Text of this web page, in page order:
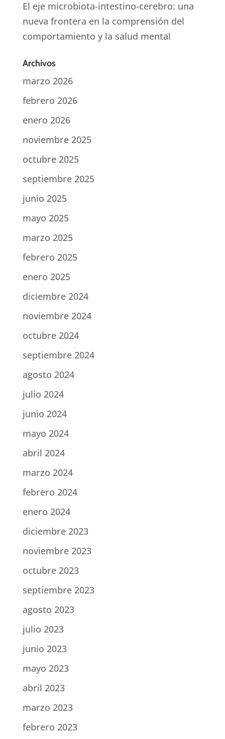
El eje microbiota-intestino-cerebro: una
nueva frontera en la comprensión del
comportamiento y la salud mental
Archivos
marzo 2026
febrero 2026
enero 2026
noviembre 2025
octubre 2025
septiembre 2025
junio 2025
mayo 2025
marzo 2025
febrero 2025
enero 2025
diciembre 2024
noviembre 2024
octubre 2024
septiembre 2024
agosto 2024
julio 2024
junio 2024
mayo 2024
abril 2024
marzo 2024
febrero 2024
enero 2024
diciembre 2023
noviembre 2023
octubre 2023
septiembre 2023
agosto 2023
julio 2023
junio 2023
mayo 2023
abril 2023
marzo 2023
febrero 2023